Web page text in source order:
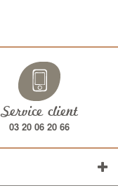
Service client
03 20 06 20 66